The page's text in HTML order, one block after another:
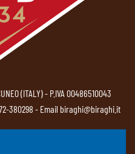
(ITALY) - P.IVA 00486510043
380298 - Email biraghi@biraghi.it